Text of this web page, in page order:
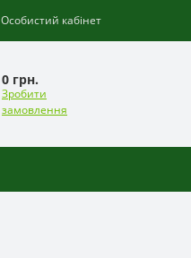
Особистий кабінет
0 грн.
Зробити
замовлення